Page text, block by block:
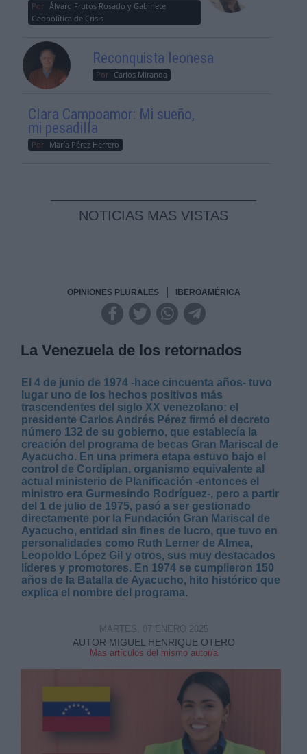
Por Álvaro Frutos Rosado y Gabinete
Geopolítica de Crisis
Reconquista leonesa
Por Carlos Miranda
Clara Campoamor: Mi sueño,
mi pesadilla
Por María Pérez Herrero
NOTICIAS MAS VISTAS
OPINIONES PLURALES IBEROAMÉRICA
La Venezuela de los retornados
El 4 de junio de 1974 -hace cincuenta años- tuvo
lugar uno de los hechos positivos más
trascendentes del siglo XX venezolano: el
presidente Carlos Andrés Pérez firmó el decreto
número 132 de su gobierno, que establecía la
creación del programa de becas Gran Mariscal de
Ayacucho. En una primera etapa estuvo bajo el
control de Cordiplan, organismo equivalente al
actual ministerio de Planificación -entonces el
ministro era Gurmesindo Rodríguez-, pero a partir
del 1 de julio de 1975, pasó a ser gestionado
directamente por la Fundación Gran Mariscal de
Ayacucho, entidad sin fines de lucro, que tuvo en
personalidades como Ruth Lerner de Almea,
Leopoldo López Gil y otros, sus muy destacados
líderes y promotores. En 1974 se cumplieron 150
años de la Batalla de Ayacucho, hito histórico que
explica el nombre del programa.
AUTOR MIGUEL HENRIQUE OTERO
Mas artículos del mismo autor/a
MARTES, 07 ENERO 2025